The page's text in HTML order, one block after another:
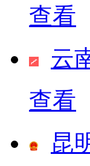
查看
云
查看
昆